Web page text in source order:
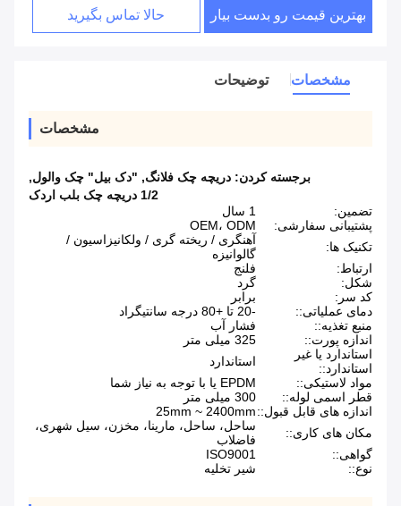
بهترین قیمت رو بدست بیار حالا تماس بگیرید
مشخصات توضیحات
مشخصات
برجسته کردن: دریچه چک فلانگ, "دک بیل" چک والول,
1/2 دریچه چک بلب اردک
تضمین:
1 سال
پشتیبانی سفارشی:
OEM، ODM
تکنیک ها:
آهنگری / ریخته گری / ولکانیزاسیون /
گالوانیزه
ارتباط:
فلنج
شکل:
گرد
کد سر:
برابر
دمای عملیاتی::
-20 تا +80 درجه سانتیگراد
منبع تغذیه::
فشار آب
اندازه پورت::
325 میلی متر
استاندارد یا غیر
استاندارد::
استاندارد
مواد لاستیکی::
EPDM یا با توجه به نیاز شما
قطر اسمی لوله::
300 میلی متر
اندازه های قابل قبول::25mm ~ 2400mm
مکان های کاری::
ساحل، ساحل، مارینا، مخزن، سیل شهری،
فاضلاب
گواهی::
ISO9001
نوع::
شیر تخلیه